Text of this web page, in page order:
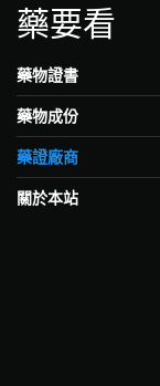
藥要看
藥物證書
藥物成份
藥證廠商
關於本站